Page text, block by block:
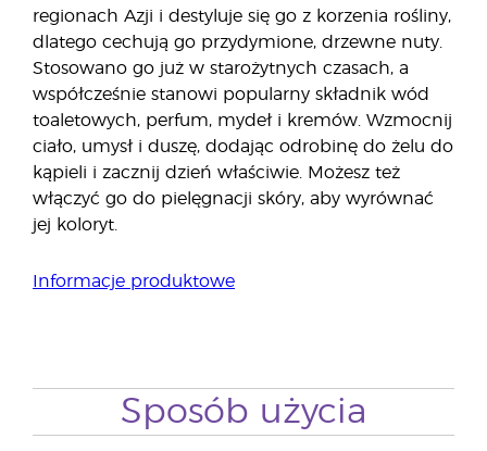
regionach Azji i destyluje się go z korzenia rośliny,
dlatego cechują go przydymione, drzewne nuty.
Stosowano go już w starożytnych czasach, a
współcześnie stanowi popularny składnik wód
toaletowych, perfum, mydeł i kremów. Wzmocnij
ciało, umysł i duszę, dodając odrobinę do żelu do
kąpieli i zacznij dzień właściwie. Możesz też
włączyć go do pielęgnacji skóry, aby wyrównać
jej koloryt.
Informacje produktowe
Sposób użycia